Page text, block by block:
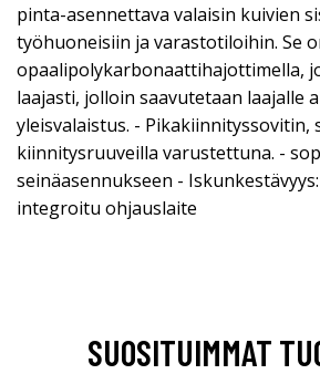
pinta-asennettava valaisin kuivien
työhuoneisiin ja varastotiloihin. Se
opaalipolykarbonaattihajottimella,
laajasti, jolloin saavutetaan laajalle
yleisvalaistus. - Pikakiinnityssovitin,
kiinnitysruuveilla varustettuna. -
seinäasennukseen -
integroitu ohjauslaite
SUOSITUIMMAT